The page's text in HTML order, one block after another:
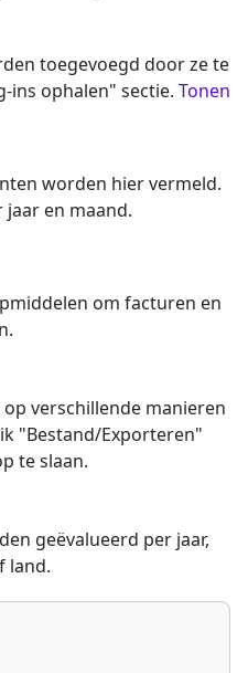
toegevoegd door ze te
ins ophalen" sectie. Tonen
worden hier vermeld.
en maand.
om facturen en
verschillende manieren
"Bestand/Exporteren"
te slaan.
geëvalueerd per jaar,
land.